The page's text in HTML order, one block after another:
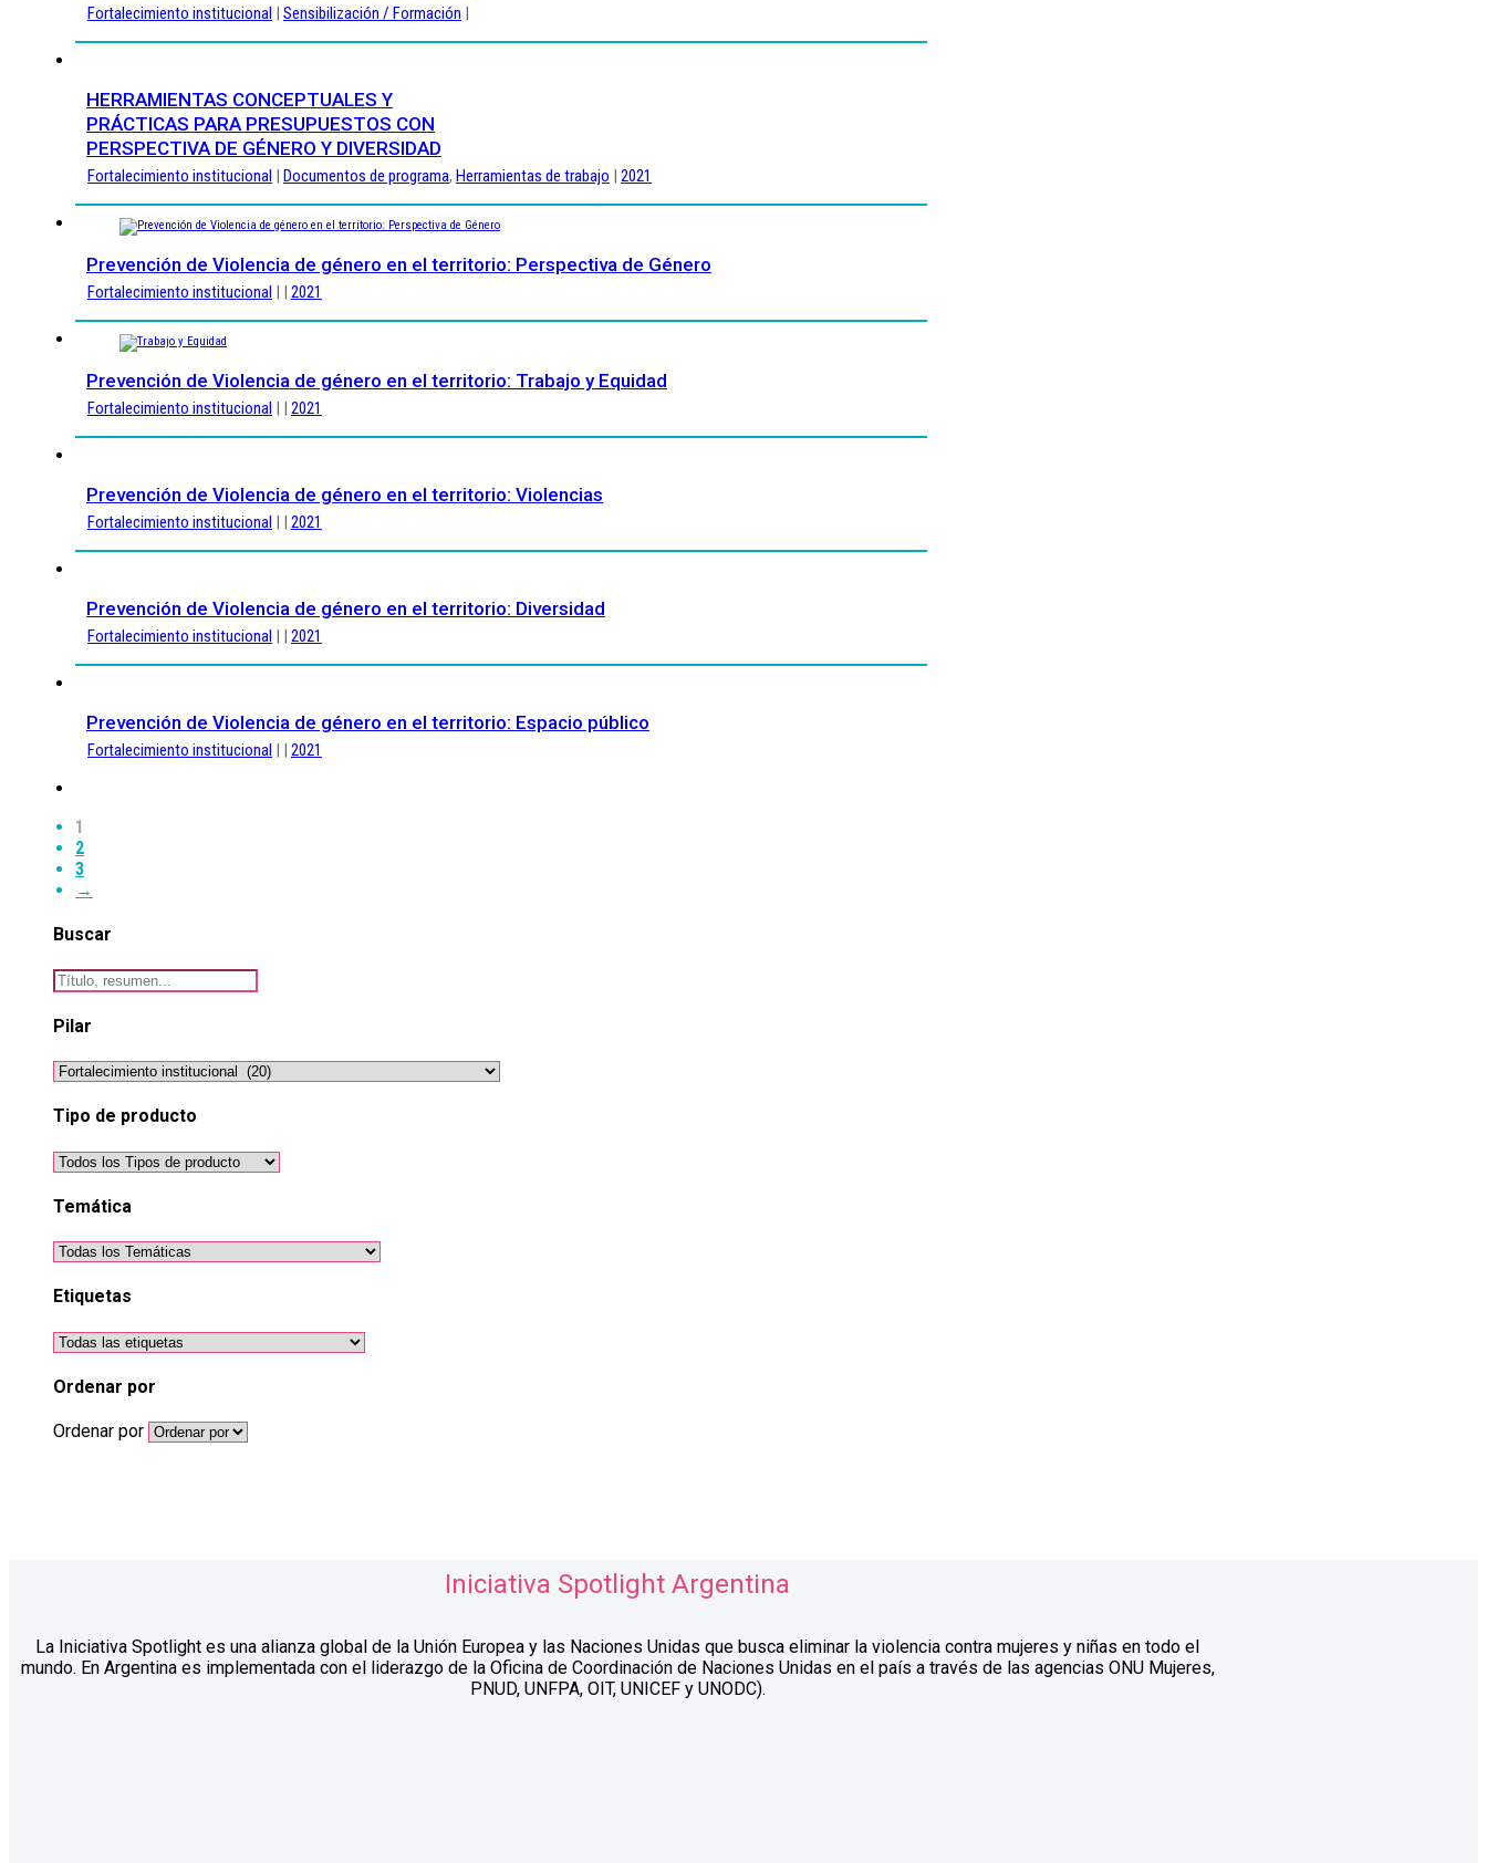
Fortalecimiento institucional | Sensibilización / Formación |
HERRAMIENTAS CONCEPTUALES Y
PRÁCTICAS PARA PRESUPUESTOS CON
PERSPECTIVA DE GÉNERO Y DIVERSIDAD
Fortalecimiento institucional | Documentos de programa, Herramientas de trabajo | 2021
Prevención de Violencia de género en el territorio: Perspectiva de Género
Fortalecimiento institucional | | 2021
Prevención de Violencia de género en el territorio: Trabajo y Equidad
Fortalecimiento institucional | | 2021
Prevención de Violencia de género en el territorio: Violencias
Fortalecimiento institucional | | 2021
Prevención de Violencia de género en el territorio: Diversidad
Fortalecimiento institucional | | 2021
Prevención de Violencia de género en el territorio: Espacio público
Fortalecimiento institucional | | 2021
1
2
3
→
Buscar
Pilar
Tipo de producto
Temática
Etiquetas
Ordenar por
Ordenar por
Iniciativa Spotlight Argentina
La Iniciativa Spotlight es una alianza global de la Unión Europea y las Naciones Unidas que busca eliminar la violencia contra mujeres y niñas en todo el
mundo. En Argentina es implementada con el liderazgo de la Oficina de Coordinación de Naciones Unidas en el país a través de las agencias ONU Mujeres,
PNUD, UNFPA, OIT, UNICEF y UNODC).